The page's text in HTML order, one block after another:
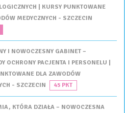
| KURSY PUNKTOWANE
MEDYCZNYCH - SZCZECIN
I NOWOCZESNY GABINET –
OCHRONY PACJENTA I PERSONELU |
DLA ZAWODÓW
- SZCZECIN
45 PKT
KTÓRA DZIAŁA – NOWOCZESNA